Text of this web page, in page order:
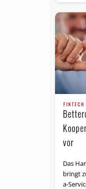
FINTECH
vor
Das
bringt
a-